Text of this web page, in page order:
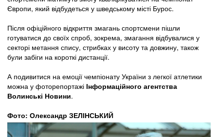
Європи, який відбудеться у шведському місті Бурос.
Після офіційного відкриття змагань спортсмени пішли
готуватися до своїх спроб, зокрема, змагання відбувалися у
секторі метання спису, стрибках у висоту та довжину, також
були забіги на короткі дистанції.
А подивитися на емоції чемпіонату України з легкої атлетики
можна у фоторепортажі Інформаційного агентства
Волинські Новини.
Фото: Олександр ЗЕЛІНСЬКИЙ